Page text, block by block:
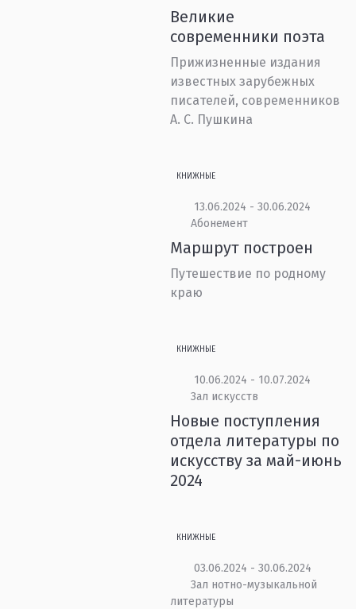
Великие
современники поэта
Прижизненные издания
известных зарубежных
писателей, современников
А. С. Пушкина
КНИЖНЫЕ
13.06.2024 - 30.06.2024
Абонемент
Маршрут построен
Путешествие по родному
краю
КНИЖНЫЕ
10.06.2024 - 10.07.2024
Зал искусств
Новые поступления
отдела литературы по
искусству за май-июнь
2024
КНИЖНЫЕ
03.06.2024 - 30.06.2024
Зал нотно-музыкальной
литературы